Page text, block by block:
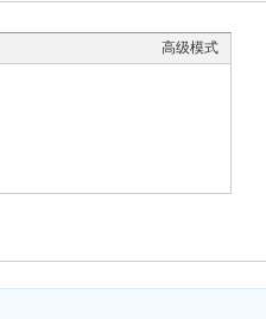
高级模式